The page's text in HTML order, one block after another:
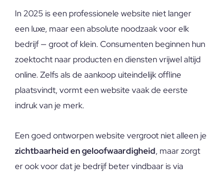
In 2025 is een professionele website niet langer
een luxe, maar een absolute noodzaak voor elk
bedrijf — groot of klein. Consumenten beginnen hun
zoektocht naar producten en diensten vrijwel altijd
online. Zelfs als de aankoop uiteindelijk offline
plaatsvindt, vormt een website vaak de eerste
indruk van je merk.
Een goed ontworpen website vergroot niet alleen je
zichtbaarheid en geloofwaardigheid, maar zorgt
er ook voor dat je bedrijf beter vindbaar is via